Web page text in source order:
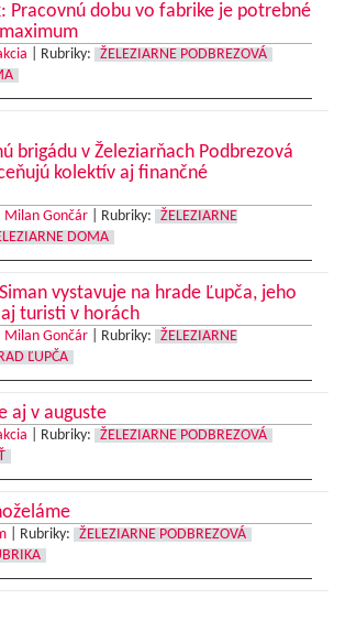
Pracovnú dobu vo fabrike je potrebné
Rubriky:
ŽELEZIARNE PODBREZOVÁ
brigádu v Železiarňach Podbrezová
kolektív aj finančné
Milan Gončár Rubriky:
ŽELEZIARNE
DOMA
vystavuje na hrade Ľupča, jeho
turisti v horách
Milan Gončár Rubriky:
ŽELEZIARNE
ĽUPČA
aj v auguste
Rubriky:
ŽELEZIARNE PODBREZOVÁ
Rubriky:
ŽELEZIARNE PODBREZOVÁ